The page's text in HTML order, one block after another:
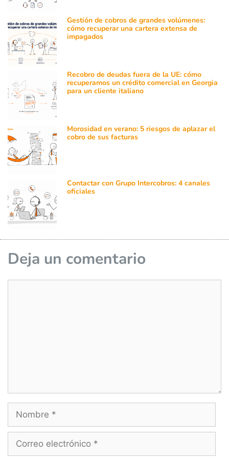
Gestión de cobros de grandes volúmenes:
cómo recuperar una cartera extensa de
impagados
Recobro de deudas fuera de la UE: cómo
recuperamos un crédito comercial en Georgia
para un cliente italiano
Morosidad en verano: 5 riesgos de aplazar el
cobro de sus facturas
Contactar con Grupo Intercobros: 4 canales
oficiales
Deja un comentario